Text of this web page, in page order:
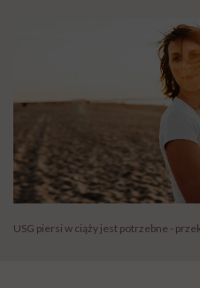
USG piersi w ciąży jest potrzebne -